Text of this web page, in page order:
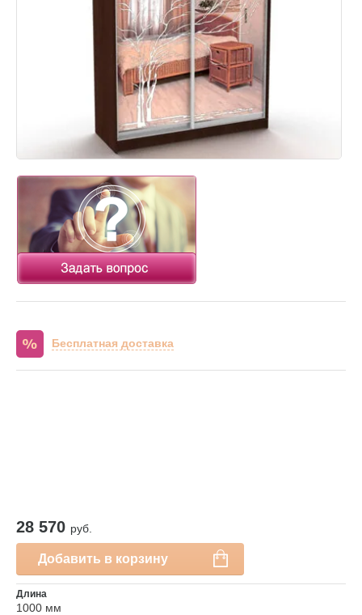
Бесплатная доставка
28 570 руб.
Добавить в корзину
Длина
1000 мм